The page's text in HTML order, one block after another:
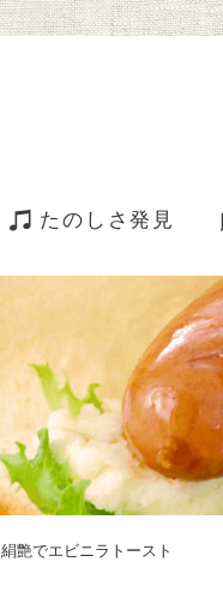
たのしさ発見
絹艶でエビニラトースト